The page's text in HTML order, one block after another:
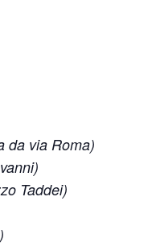
da via Roma)
Taddei)